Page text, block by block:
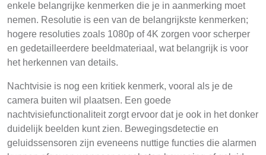
enkele belangrijke kenmerken die je in aanmerking moet
nemen. Resolutie is een van de belangrijkste kenmerken;
hogere resoluties zoals 1080p of 4K zorgen voor scherper
en gedetailleerdere beeldmateriaal, wat belangrijk is voor
het herkennen van details.
Nachtvisie is nog een kritiek kenmerk, vooral als je de
camera buiten wil plaatsen. Een goede
nachtvisiefunctionaliteit zorgt ervoor dat je ook in het donker
duidelijk beelden kunt zien. Bewegingsdetectie en
geluidssensoren zijn eveneens nuttige functies die alarmen